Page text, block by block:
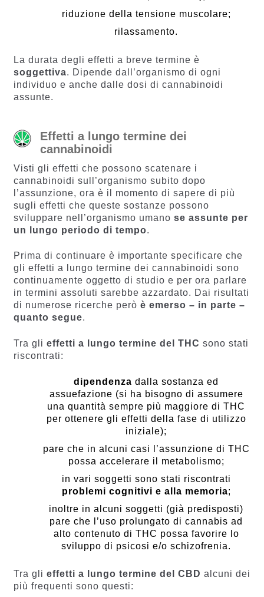
riduzione della tensione muscolare;
rilassamento.
La durata degli effetti a breve termine è
soggettiva. Dipende dall’organismo di ogni
individuo e anche dalle dosi di cannabinoidi
assunte.
Effetti a lungo termine dei
cannabinoidi
Visti gli effetti che possono scatenare i
cannabinoidi sull’organismo subito dopo
l’assunzione, ora è il momento di sapere di più
sugli effetti che queste sostanze possono
sviluppare nell’organismo umano se assunte per
un lungo periodo di tempo.
Prima di continuare è importante specificare che
gli effetti a lungo termine dei cannabinoidi sono
continuamente oggetto di studio e per ora parlare
in termini assoluti sarebbe azzardato. Dai risultati
di numerose ricerche però è emerso – in parte –
quanto segue.
Tra gli effetti a lungo termine del THC sono stati
riscontrati:
dipendenza dalla sostanza ed
assuefazione (si ha bisogno di assumere
una quantità sempre più maggiore di THC
per ottenere gli effetti della fase di utilizzo
iniziale);
pare che in alcuni casi l’assunzione di THC
possa accelerare il metabolismo;
in vari soggetti sono stati riscontrati
problemi cognitivi e alla memoria;
inoltre in alcuni soggetti (già predisposti)
pare che l’uso prolungato di cannabis ad
alto contenuto di THC possa favorire lo
sviluppo di psicosi e/o schizofrenia.
Tra gli effetti a lungo termine del CBD alcuni dei
più frequenti sono questi: